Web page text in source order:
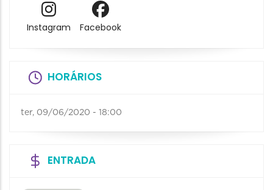
Instagram Facebook
HORÁRIOS
ter, 09/06/2020 - 18:00
ENTRADA